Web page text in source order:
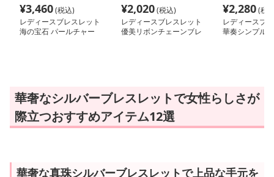
¥3,460(税込)
レディースブレスレット
海の宝石 パールチャー
¥2,020(税込)
レディースブレスレット
優美リボンチェーンブレ
¥2,280(税
レディースブ
華奏シンプル
華奢なシルバーブレスレットで女性らしさが
際立つおすすめアイテム12選
華奢な真珠シルバーブレスレットで上品な手元を